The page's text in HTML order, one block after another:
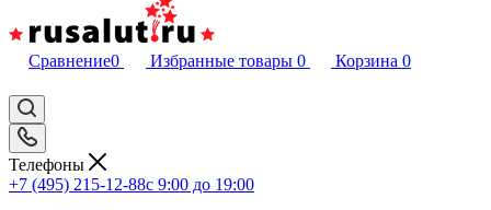
Сравнение0 Избранные товары 0 Корзина 0
Телефоны
+7 (495) 215-12-88c 9:00 до 19:00